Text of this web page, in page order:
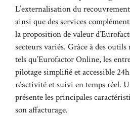
L’externalisation du
ainsi que des services
la proposition de valeur
secteurs variés. Grâce à des
tels qu’Eurofactor Online, les
pilotage simplifié et accessible
réactivité et suivi en temps réel.
présente les principales
son affacturage.